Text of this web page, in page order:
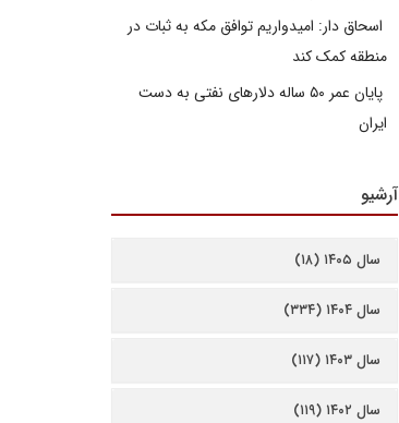
اسحاق دار: امیدواریم توافق مکه به ثبات در
منطقه کمک کند
پایان عمر ۵۰ ساله دلارهای نفتی به دست
ایران
آرشیو
سال ۱۴۰۵ (۱۸)
سال ۱۴۰۴ (۳۳۴)
سال ۱۴۰۳ (۱۱۷)
سال ۱۴۰۲ (۱۱۹)